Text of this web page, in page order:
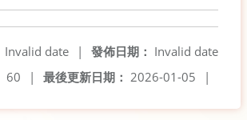
發佈日期： Invalid date
Invalid date
|
最後更新日期： 2026-01-05 |
60 |